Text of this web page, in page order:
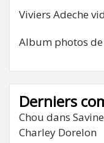
Viviers Adeche
Album photos
Derniers
Chou dans
Charley Dorelon